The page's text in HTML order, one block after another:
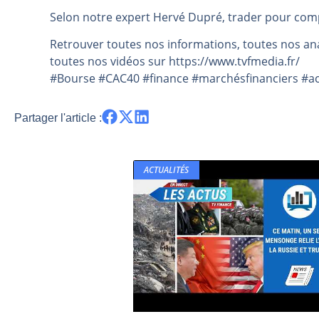
Pourquoi 6 guerres explosent en
Les investisseurs y croient
Une inertie haussière qui ralentit |
Pourquoi le monde entier vacille
Selon notre expert Hervé Dupré, trader pour
Retrouver toutes nos informations, toutes nos
toutes nos vidéos sur https://www.tvfmedia.fr/​​​​​​​​​​​
#Bourse #CAC40 #finance #marchésfinanciers
Partager l'article :
ACTUALITÉS